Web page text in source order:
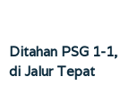
Ditahan PSG 1-
di Jalur Tepat